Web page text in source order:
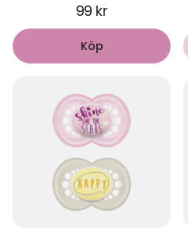
99 kr
Köp